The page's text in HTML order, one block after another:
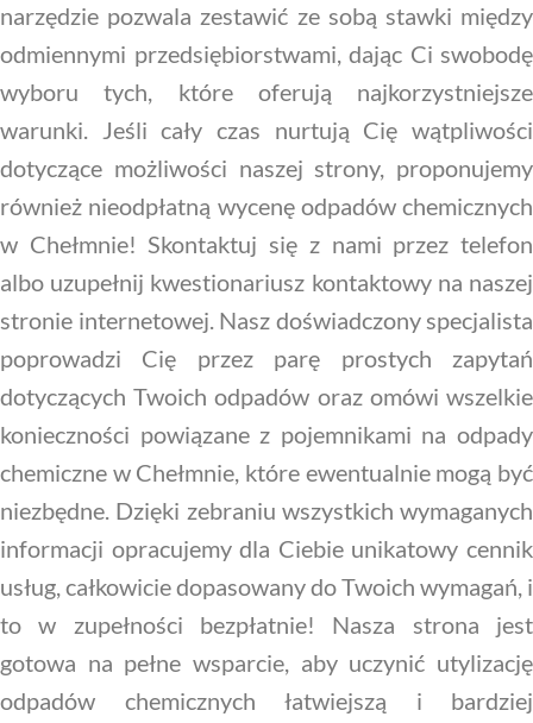
narzędzie pozwala zestawić ze sobą stawki między
odmiennymi przedsiębiorstwami, dając Ci swobodę
wyboru tych, które oferują najkorzystniejsze
warunki. Jeśli cały czas nurtują Cię wątpliwości
dotyczące możliwości naszej strony, proponujemy
również nieodpłatną wycenę odpadów chemicznych
w Chełmnie! Skontaktuj się z nami przez telefon
albo uzupełnij kwestionariusz kontaktowy na naszej
stronie internetowej. Nasz doświadczony specjalista
poprowadzi Cię przez parę prostych zapytań
dotyczących Twoich odpadów oraz omówi wszelkie
konieczności powiązane z pojemnikami na odpady
chemiczne w Chełmnie, które ewentualnie mogą być
niezbędne. Dzięki zebraniu wszystkich wymaganych
informacji opracujemy dla Ciebie unikatowy cennik
usług, całkowicie dopasowany do Twoich wymagań, i
to w zupełności bezpłatnie! Nasza strona jest
gotowa na pełne wsparcie, aby uczynić utylizację
odpadów chemicznych łatwiejszą i bardziej